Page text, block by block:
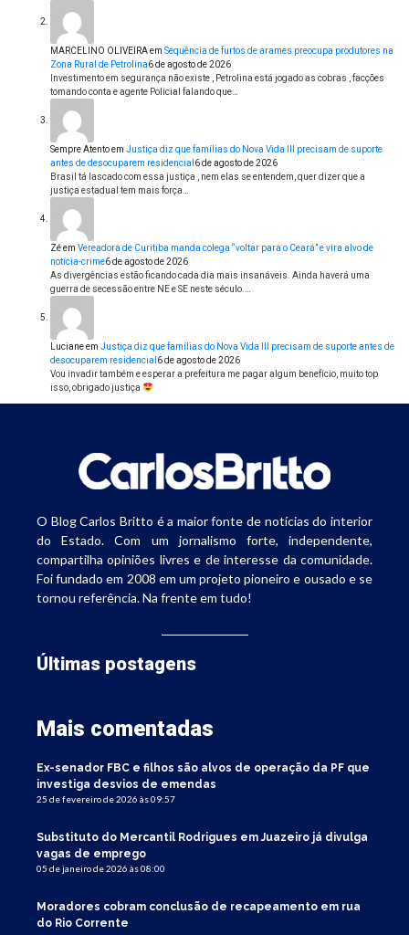
MARCELINO OLIVEIRAem Sequência de furtos de arames preocupa produtores na
Zona Rural de Petrolina6 de agosto de 2026
Investimento em segurança não existe , Petrolina está jogado as cobras , facções
tomando conta e agente Policial falando que…
Sempre Atentoem Justiça diz que famílias do Nova Vida III precisam de suporte
antes de desocuparem residencial 6 de agosto de 2026
Brasil tá lascado com essa justiça , nem elas se entendem, quer dizer que a
justiça estadual tem mais força…
Zéem Vereadora de Curitiba manda colega “voltar para o Ceará” e vira alvo de
notícia-crime6 de agosto de 2026
As divergências estão ficando cada dia mais insanáveis. Ainda haverá uma
guerra de secessão entre NE e SE neste século.…
Lucianeem Justiça diz que famílias do Nova Vida III precisam de suporte antes de
desocuparem residencial 6 de agosto de 2026
Vou invadir também e esperar a prefeitura me pagar algum benefício, muito top
isso, obrigado justiça
O Blog Carlos Britto é a maior fonte de notícias do interior
do Estado. Com um jornalismo forte, independente,
compartilha opiniões livres e de interesse da comunidade.
Foi fundado em 2008 em um projeto pioneiro e ousado e se
tornou referência. Na frente em tudo!
Últimas postagens
Mais comentadas
Ex-senador FBC e filhos são alvos de operação da PF que
investiga desvios de emendas
25 de fevereiro de 2026 às 09:57
Substituto do Mercantil Rodrigues em Juazeiro já divulga
vagas de emprego
05 de janeiro de 2026 às 08:00
Moradores cobram conclusão de recapeamento em rua
do Rio Corrente